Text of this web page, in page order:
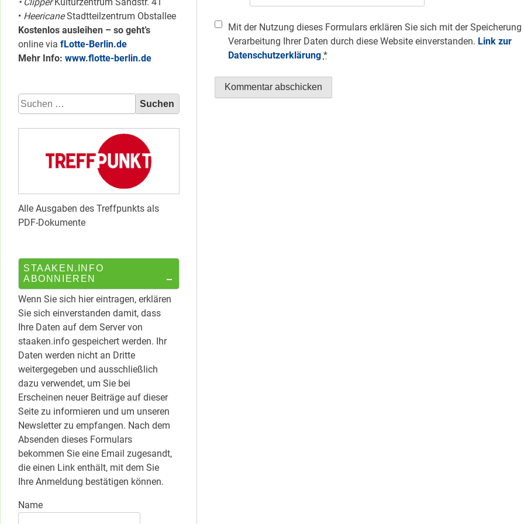
Mit der Nutzung dieses Formulars erklären Sie sich mit der Speicherung
Verarbeitung Ihrer Daten durch diese Website einverstanden. Link zur
Datenschutzerklärung *
• HeericaneStadtteilzentrum Obstallee
Kostenlos ausleihen – so geht’s
online via fLotte-Berlin.de
Mehr Info: www.flotte-berlin.de
Suchen
nach:
Alle Ausgaben des Treffpunkts als
PDF-Dokumente
STAAKEN.INFO
ABONNIEREN
Wenn Sie sich hier eintragen, erklären
Sie sich einverstanden damit, dass
Ihre Daten auf dem Server von
staaken.info gespeichert werden. Ihr
Daten werden nicht an Dritte
weitergegeben und ausschließlich
dazu verwendet, um Sie bei
Erscheinen neuer Beiträge auf dieser
Seite zu informieren und um unseren
Newsletter zu empfangen. Nach dem
Absenden dieses Formulars
bekommen Sie eine Email zugesandt,
die einen Link enthält, mit dem Sie
Ihre Anmeldung bestätigen können.
Name